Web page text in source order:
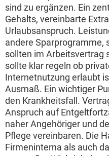
sind zu ergänzen. Ein
Gehalts, vereinbarte
Urlaubsanspruch.
andere Sparprogramme,
sollten im Arbeitsvertrag
sollte klar regeln ob
Internetnutzung erlaubt
Ausmaß. Ein wichtiger
den Krankheitsfall.
Anspruch auf
naher Angehöriger und
Pflege vereinbaren. Die
Firmeninterna als auch